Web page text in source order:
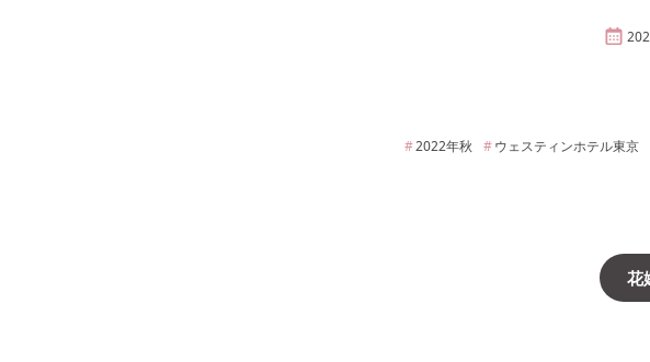
2022年秋 ウェスティンホテル東京
花